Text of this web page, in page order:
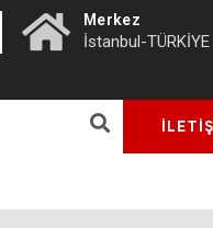
Merkez
İstanbul-TÜRKİYE